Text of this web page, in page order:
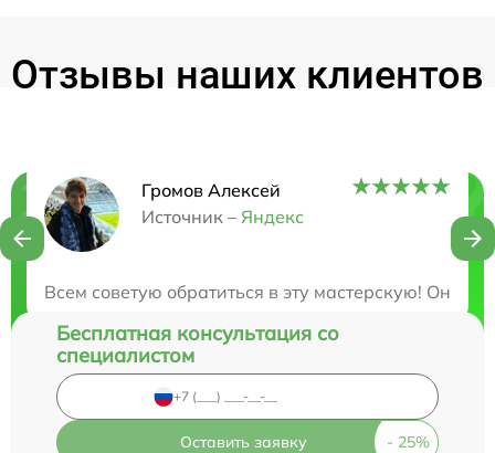
Отзывы наших клиентов
Громов Алексей
Источник – Яндекс
Всем советую обратиться в эту мастерскую! Они
Нужна консультация?
Бесплатная консультация со
специалистом
Оставить заявку